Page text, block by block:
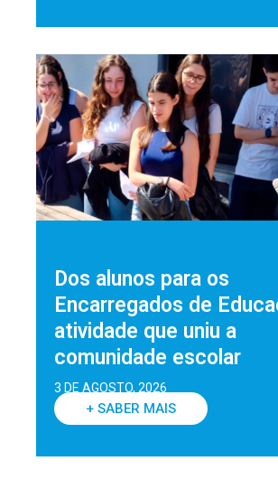
Dos alunos para os
Encarregados de
atividade que uniu a
comunidade escolar
3 DE AGOSTO, 2026
+ SABER MAIS